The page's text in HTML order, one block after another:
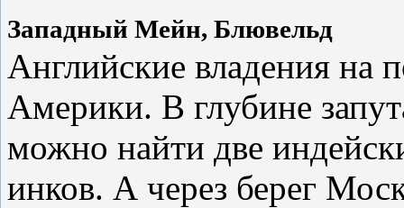
Западный Мейн, Блювельд
Английские владения на
Америки. В глубине
можно найти две
инков. А через берег